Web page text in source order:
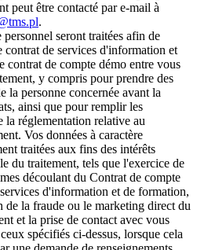
peut être contacté par e-mail à
.
personnel seront traitées afin de
contrat de services d'information et
contrat de compte démo entre vous
y compris pour prendre des
la personne concernée avant la
ainsi que pour remplir les
la réglementation relative au
Vos données à caractère
traitées aux fins des intérêts
du traitement, tels que l'exercice de
découlant du Contrat de compte
d'information et de formation,
de la fraude ou le marketing direct du
et la prise de contact avec vous
spécifiés ci-dessus, lorsque cela